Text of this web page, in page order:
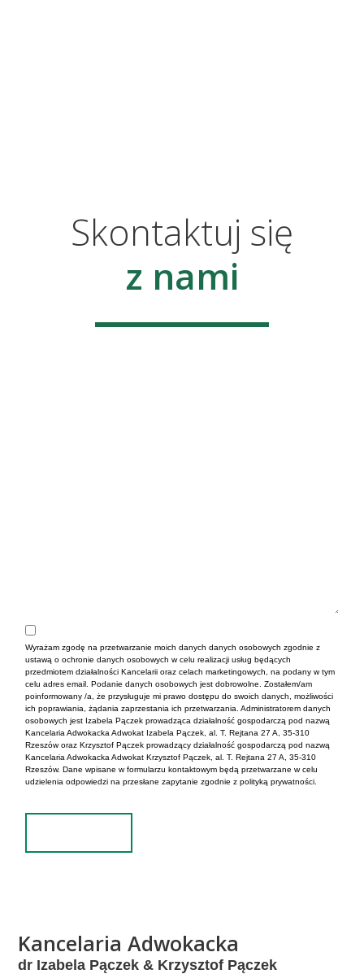
Skontaktuj się
z nami
Wyrażam zgodę na przetwarzanie moich danych danych osobowych zgodnie z
ustawą o ochronie danych osobowych w celu realizacji usług będących
przedmiotem działalności Kancelarii oraz celach marketingowych, na podany w tym
celu adres email. Podanie danych osobowych jest dobrowolne. Zostałem/am
poinformowany /a, że przysługuje mi prawo dostępu do swoich danych, możliwości
ich poprawiania, żądania zaprzestania ich przetwarzania. Administratorem danych
osobowych jest Izabela Pączek prowadząca działalność gospodarczą pod nazwą
Kancelaria Adwokacka Adwokat Izabela Pączek, al. T. Rejtana 27 A, 35-310
Rzeszów oraz Krzysztof Pączek prowadzący działalność gospodarczą pod nazwą
Kancelaria Adwokacka Adwokat Krzysztof Pączek, al. T. Rejtana 27 A, 35-310
Rzeszów. Dane wpisane w formularzu kontaktowym będą przetwarzane w celu
udzielenia odpowiedzi na przesłane zapytanie zgodnie z polityką prywatności.
Kancelaria Adwokacka
dr Izabela Pączek & Krzysztof Pączek